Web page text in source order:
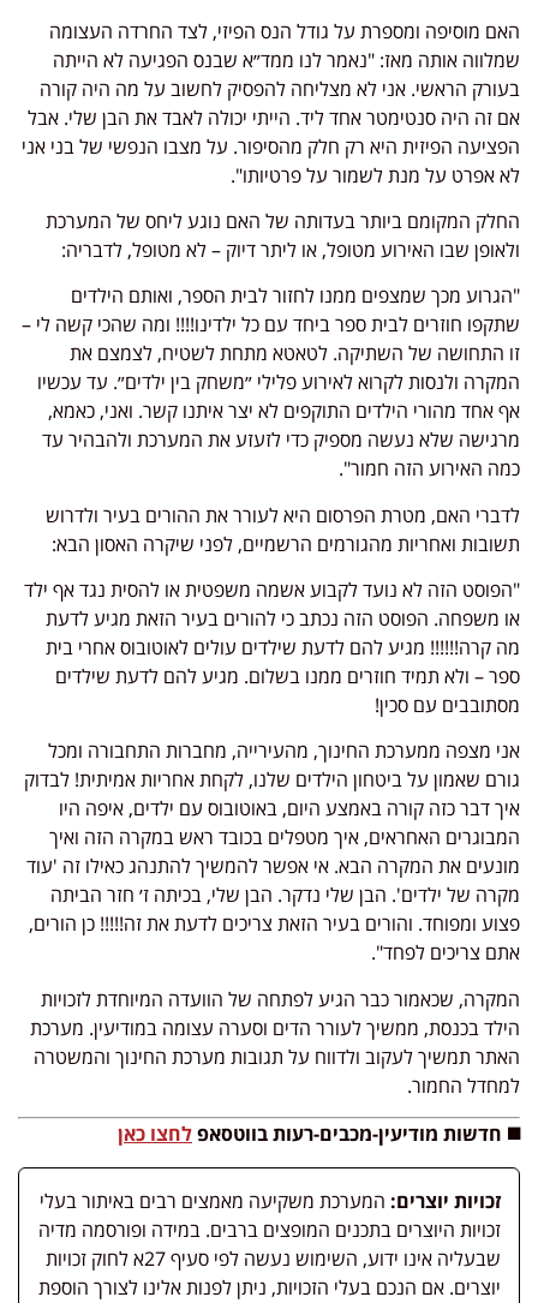
האם מוסיפה ומספרת על גודל הנס הפיזי, לצד החרדה העצומה
שמלווה אותה מאז: "נאמר לנו ממד״א שבנס הפגיעה לא הייתה
בעורק הראשי. אני לא מצליחה להפסיק לחשוב על מה היה קורה
אם זה היה סנטימטר אחד ליד. הייתי יכולה לאבד את הבן שלי. אבל
הפציעה הפיזית היא רק חלק מהסיפור. על מצבו הנפשי של בני אני
לא אפרט על מנת לשמור על פרטיותו".
החלק המקומם ביותר בעדותה של האם נוגע ליחס של המערכת
ולאופן שבו האירוע מטופל, או ליתר דיוק – לא מטופל, לדבריה:
"הגרוע מכך שמצפים ממנו לחזור לבית הספר, ואותם הילדים
שתקפו חוזרים לבית ספר ביחד עם כל ילדינו!!!! ומה שהכי קשה לי –
זו התחושה של השתיקה. לטאטא מתחת לשטיח, לצמצם את
המקרה ולנסות לקרוא לאירוע פלילי ״משחק בין ילדים״. עד עכשיו
אף אחד מהורי הילדים התוקפים לא יצר איתנו קשר. ואני, כאמא,
מרגישה שלא נעשה מספיק כדי לזעזע את המערכת ולהבהיר עד
כמה האירוע הזה חמור".
לדברי האם, מטרת הפרסום היא לעורר את ההורים בעיר ולדרוש
תשובות ואחריות מהגורמים הרשמיים, לפני שיקרה האסון הבא:
"הפוסט הזה לא נועד לקבוע אשמה משפטית או להסית נגד אף ילד
או משפחה. הפוסט הזה נכתב כי להורים בעיר הזאת מגיע לדעת
מה קרה!!!!!! מגיע להם לדעת שילדים עולים לאוטובוס אחרי בית
ספר – ולא תמיד חוזרים ממנו בשלום. מגיע להם לדעת שילדים
מסתובבים עם סכין!
אני מצפה ממערכת החינוך, מהעירייה, מחברות התחבורה ומכל
גורם שאמון על ביטחון הילדים שלנו, לקחת אחריות אמיתית! לבדוק
איך דבר כזה קורה באמצע היום, באוטובוס עם ילדים, איפה היו
המבוגרים האחראים, איך מטפלים בכובד ראש במקרה הזה ואיך
מונעים את המקרה הבא. אי אפשר להמשיך להתנהג כאילו זה 'עוד
מקרה של ילדים'. הבן שלי נדקר. הבן שלי, בכיתה ז׳ חזר הביתה
פצוע ומפוחד. והורים בעיר הזאת צריכים לדעת את זה!!!!! כן הורים,
אתם צריכים לפחד".
המקרה, שכאמור כבר הגיע לפתחה של הוועדה המיוחדת לזכויות
הילד בכנסת, ממשיך לעורר הדים וסערה עצומה במודיעין. מערכת
האתר תמשיך לעקוב ולדווח על תגובות מערכת החינוך והמשטרה
למחדל החמור.
◼️ חדשות מודיעין-מכבים-רעות בווטסאפלחצו כאן
זכויות יוצרים: המערכת משקיעה מאמצים רבים באיתור בעלי
זכויות היוצרים בתכנים המופצים ברבים. במידה ופורסמה מדיה
שבעליה אינו ידוע, השימוש נעשה לפי סעיף 27א לחוק זכויות
יוצרים. אם הנכם בעלי הזכויות, ניתן לפנות אלינו לצורך הוספת